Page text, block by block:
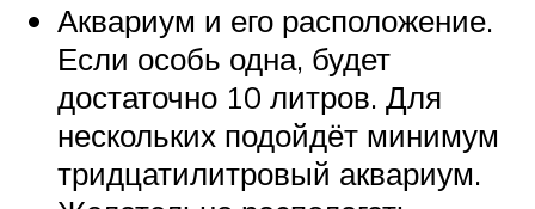
Аквариум и его расположение.
Если особь одна, будет
достаточно 10 литров. Для
нескольких подойдёт минимум
тридцатилитровый аквариум.